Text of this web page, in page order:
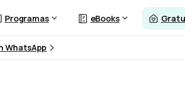
Programas eBooks
WhatsApp